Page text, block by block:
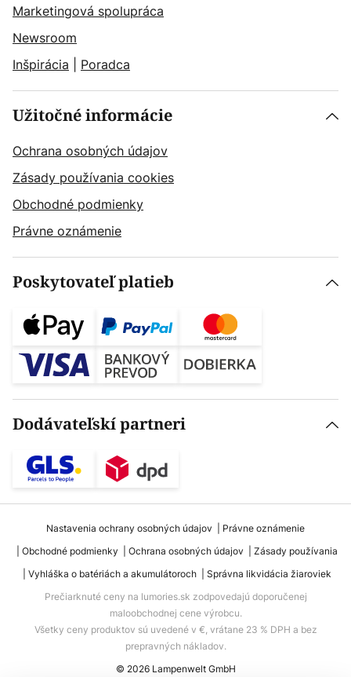
Marketingová spolupráca
Newsroom
Inšpirácia
Poradca
Užitočné informácie
Ochrana osobných údajov
Zásady používania cookies
Obchodné podmienky
Právne oznámenie
Poskytovateľ platieb
Dodávateľskí partneri
Nastavenia ochrany osobných údajov
Právne oznámenie
Obchodné podmienky
Ochrana osobných údajov
Zásady používania
Vyhláška o batériách a akumulátoroch
Správna likvidácia žiaroviek
Prečiarknuté ceny na lumories.sk zodpovedajú doporučenej
maloobchodnej cene výrobcu.
Všetky ceny produktov sú uvedené v €, vrátane 23 % DPH a bez
prepravných nákladov.
© 2026 Lampenwelt GmbH